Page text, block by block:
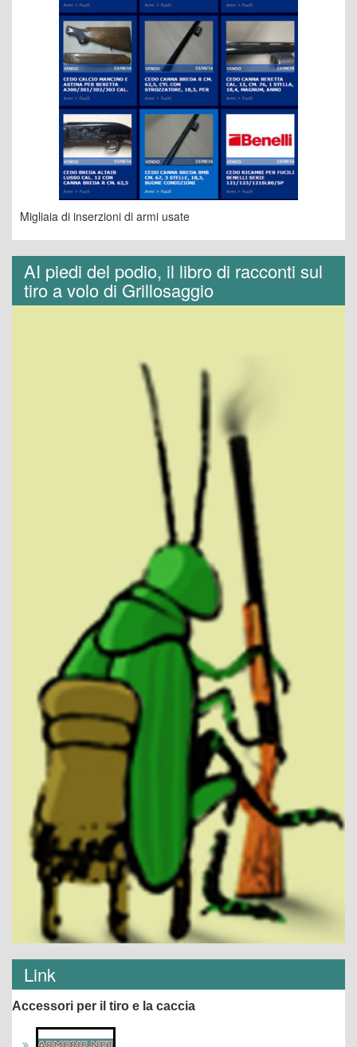
Migliaia di inserzioni di armi usate
AI piedi del podio, il libro di racconti sul
tiro a volo di Grillosaggio
Link
Accessori per il tiro e la caccia